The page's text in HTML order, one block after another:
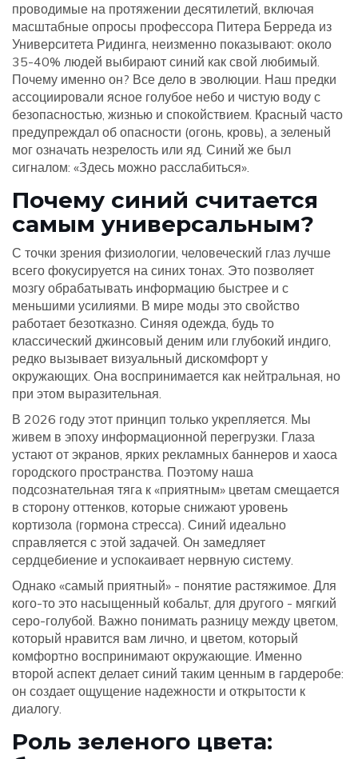
проводимые на протяжении десятилетий, включая
масштабные опросы профессора Питера Берреда из
Университета Ридинга, неизменно показывают: около
35-40% людей выбирают синий как свой любимый.
Почему именно он? Все дело в эволюции. Наш предки
ассоциировали ясное голубое небо и чистую воду с
безопасностью, жизнью и спокойствием. Красный часто
предупреждал об опасности (огонь, кровь), а зеленый
мог означать незрелость или яд. Синий же был
сигналом: «Здесь можно расслабиться».
Почему синий считается
самым универсальным?
С точки зрения физиологии, человеческий глаз лучше
всего фокусируется на синих тонах. Это позволяет
мозгу обрабатывать информацию быстрее и с
меньшими усилиями. В мире моды это свойство
работает безотказно. Синяя одежда, будь то
классический джинсовый деним или глубокий индиго,
редко вызывает визуальный дискомфорт у
окружающих. Она воспринимается как нейтральная, но
при этом выразительная.
В 2026 году этот принцип только укрепляется. Мы
живем в эпоху информационной перегрузки. Глаза
устают от экранов, ярких рекламных баннеров и хаоса
городского пространства. Поэтому наша
подсознательная тяга к «приятным» цветам смещается
в сторону оттенков, которые снижают уровень
кортизола (гормона стресса). Синий идеально
справляется с этой задачей. Он замедляет
сердцебиение и успокаивает нервную систему.
Однако «самый приятный» - понятие растяжимое. Для
кого-то это насыщенный кобальт, для другого - мягкий
серо-голубой. Важно понимать разницу между цветом,
который нравится вам лично, и цветом, который
комфортно воспринимают окружающие. Именно
второй аспект делает синий таким ценным в гардеробе:
он создает ощущение надежности и открытости к
диалогу.
Роль зеленого цвета: